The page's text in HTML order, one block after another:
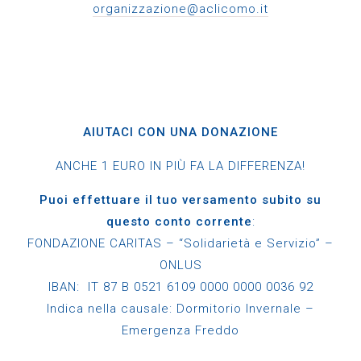
organizzazione@aclicomo.it
AIUTACI CON UNA DONAZIONE
ANCHE 1 EURO IN PIÙ FA LA DIFFERENZA!
Puoi effettuare il tuo versamento subito su
questo conto corrente:
FONDAZIONE CARITAS – “Solidarietà e Servizio” –
ONLUS
IBAN: IT 87 B 0521 6109 0000 0000 0036 92
Indica nella causale: Dormitorio Invernale –
Emergenza Freddo